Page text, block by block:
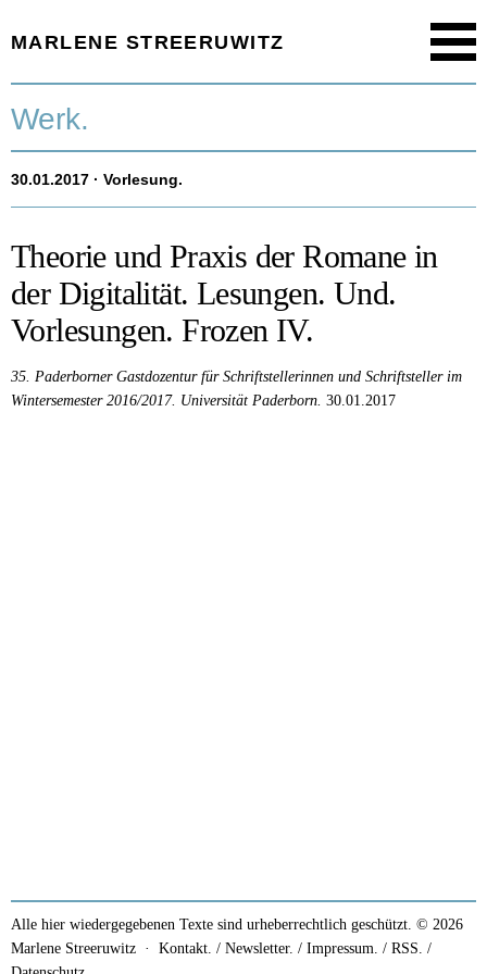
MARLENE STREERUWITZ
Timeline.
Texte.
Aktuell.
Person.
Werk.
30.01.2017 · Vorlesung.
Theorie und Praxis der Romane in
der Digitalität. Lesungen. Und.
Vorlesungen. Frozen IV.
35. Paderborner Gastdozentur für Schriftstellerinnen und Schriftsteller im
Wintersemester 2016/2017. Universität Paderborn. 30.01.2017
Alle hier wiedergegebenen Texte sind urheberrechtlich geschützt. © 2026
Marlene Streeruwitz · Kontakt. / Newsletter. / Impressum. / RSS. /